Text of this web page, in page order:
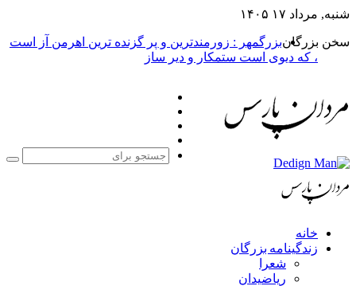
شنبه, مرداد ۱۷ ۱۴۰۵
سخن بزرگانبزرگمهر : زورمندترین و پر گزنده ترین اهرمن آز است
، که دیوی است ستمکار و دیر ساز
خانه
زندگینامه بزرگان
شعرا
ریاضیدان